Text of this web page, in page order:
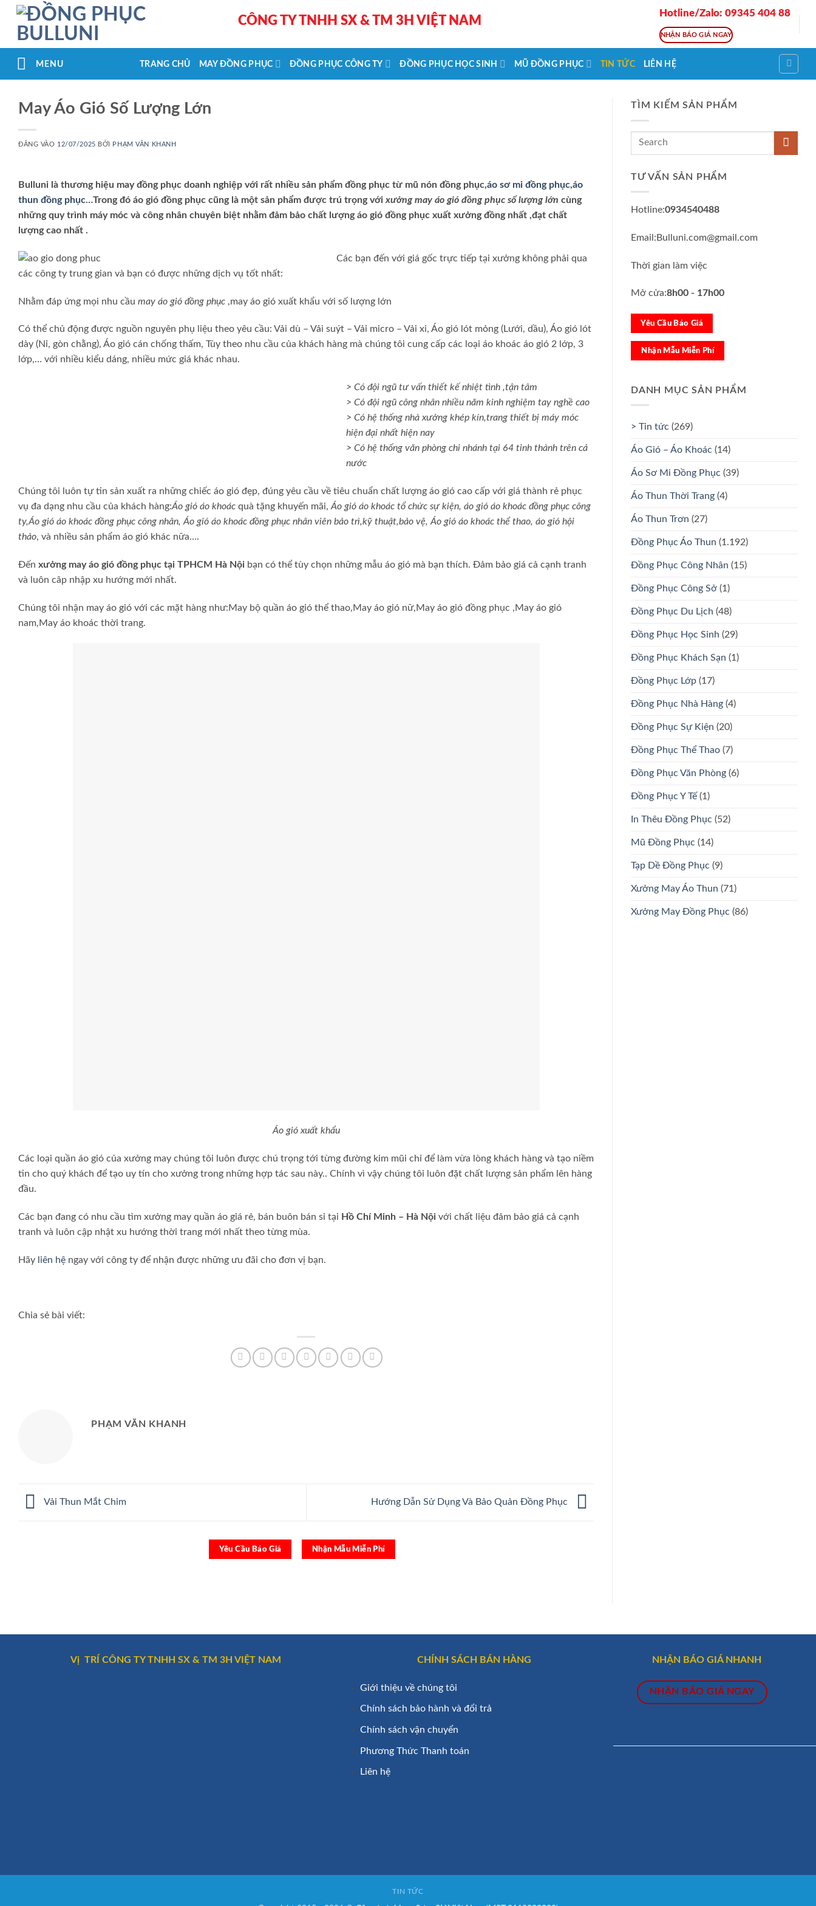
CÔNG TY TNHH SX & TM 3H VIỆT NAM
Hotline/Zalo: 09345 404 88
NHẬN BÁO GIÁ NGAY
MENU TRANG CHỦ MAY ĐỒNG PHỤC ĐỒNG PHỤC CÔNG TY ĐỒNG PHỤC HỌC SINH MŨ ĐỒNG PHỤC TIN TỨC LIÊN HỆ
May Áo Gió Số Lượng Lớn
ĐĂNG VÀO 12/07/2025 BỞI PHẠM VĂN KHANH
Bulluni là thương hiệu may đồng phục doanh nghiệp với rất nhiều sản phẩm đồng phục từ mũ nón đồng phục,áo sơ mi đồng phục,áo
thun đồng phục…Trong đó áo gió đồng phục cũng là một sản phẩm được trú trọng với xưởng may áo gió đồng phục số lượng lớn cùng
những quy trình máy móc và công nhân chuyên biệt nhằm đảm bảo chất lượng áo gió đồng phục xuất xưởng đồng nhất ,đạt chất
lượng cao nhất .
Các bạn đến với giá gốc trực tiếp tại xưởng không phải qua
các công ty trung gian và bạn có được những dịch vụ tốt nhất:
Nhằm đáp ứng mọi nhu cầu may áo gió đồng phục ,may áo gió xuất khẩu với số lượng lớn
Có thể chủ động được nguồn nguyên phụ liệu theo yêu cầu: Vải dù – Vải suýt – Vải micro – Vải xi, Áo gió lót mỏng (Lưới, dầu), Áo gió lót
dày (Nỉ, gòn chằng), Áo gió cán chống thấm, Tùy theo nhu cầu của khách hàng mà chúng tôi cung cấp các loại áo khoác áo gió 2 lớp, 3
lớp,… với nhiều kiểu dáng, nhiều mức giá khác nhau.
> Có đội ngũ tư vấn thiết kế nhiệt tình ,tận tâm
> Có đội ngũ công nhân nhiều năm kinh nghiệm tay nghề cao
> Có hệ thống nhà xưởng khép kín,trang thiết bị máy móc
hiện đại nhất hiện nay
> Có hệ thống văn phòng chi nhánh tại 64 tỉnh thành trên cả
nước
Chúng tôi luôn tự tin sản xuất ra những chiếc áo gió đẹp, đúng yêu cầu về tiêu chuẩn chất lượng áo gió cao cấp với giá thành rẻ phục
vụ đa dạng nhu cầu của khách hàng:Áo gió áo khoác quà tặng khuyến mãi, Áo gió áo khoác tổ chức sự kiện, áo gió áo khoác đồng phục công
ty,Áo gió áo khoác đồng phục công nhân, Áo gió áo khoác đồng phục nhân viên bảo trì,kỹ thuật,bảo vệ, Áo gió áo khoác thể thao, áo gió hội
thảo, và nhiều sản phẩm áo gió khác nữa….
Đến xưởng may áo gió đồng phục tại TPHCM Hà Nội bạn có thể tùy chọn những mẫu áo gió mà bạn thích. Đảm bảo giá cả cạnh tranh
và luôn câp nhập xu hướng mới nhất.
Chúng tôi nhận may áo gió với các mặt hàng như:May bộ quần áo gió thể thao,May áo gió nữ,May áo gió đồng phục ,May áo gió
nam,May áo khoác thời trang.
Áo gió xuất khẩu
Các loại quần áo gió của xưởng may chúng tôi luôn được chú trọng tới từng đường kim mũi chỉ để làm vừa lòng khách hàng và tạo niềm
tin cho quý khách để tạo uy tín cho xưởng trong những hợp tác sau này.. Chính vì vậy chúng tôi luôn đặt chất lượng sản phẩm lên hàng
đầu.
Các bạn đang có nhu cầu tìm xưởng may quần áo giá rẻ, bán buôn bán sỉ tại Hồ Chí Minh – Hà Nội với chất liệu đảm bảo giá cả cạnh
tranh và luôn cập nhật xu hướng thời trang mới nhất theo từng mùa.
Hãy liên hệ ngay với công ty để nhận được những ưu đãi cho đơn vị bạn.
Chia sẻ bài viết:
PHẠM VĂN KHANH
Vải Thun Mắt Chim Hướng Dẫn Sử Dụng Và Bảo Quản Đồng Phục
Yêu Cầu Báo Giá Nhận Mẫu Miễn Phí
TÌM KIẾM SẢN PHẨM
TƯ VẤN SẢN PHẨM
Hotline:0934540488
Email:Bulluni.com@gmail.com
Thời gian làm việc
Mở cửa:8h00 - 17h00
Yêu Cầu Báo Giá
Nhận Mẫu Miễn Phí
DANH MỤC SẢN PHẨM
> Tin tức (269)
Áo Gió – Áo Khoác (14)
Áo Sơ Mi Đồng Phục (39)
Áo Thun Thời Trang (4)
Áo Thun Trơn (27)
Đồng Phục Áo Thun (1.192)
Đồng Phục Công Nhân (15)
Đồng Phục Công Sở (1)
Đồng Phục Du Lịch (48)
Đồng Phục Học Sinh (29)
Đồng Phục Khách Sạn (1)
Đồng Phục Lớp (17)
Đồng Phục Nhà Hàng (4)
Đồng Phục Sự Kiện (20)
Đồng Phục Thể Thao (7)
Đồng Phục Văn Phòng (6)
Đồng Phục Y Tế (1)
In Thêu Đồng Phục (52)
Mũ Đồng Phục (14)
Tạp Dề Đồng Phục (9)
Xưởng May Áo Thun (71)
Xưởng May Đồng Phục (86)
Vị TRÍ CÔNG TY TNHH SX & TM 3H VIỆT NAM CHÍNH SÁCH BÁN HÀNG
Giới thiệu về chúng tôi
Chính sách bảo hành và đổi trả
Chính sách vận chuyển
Phương Thức Thanh toán
Liên hệ
NHẬN BÁO GIÁ NHANH
NHẬN BÁO GIÁ NGAY
TIN TỨC